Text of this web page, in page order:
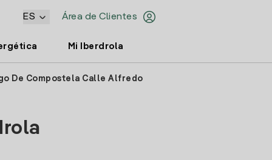
Área de Clientes
ES
Mi Iberdrola
De Compostela Calle Alfredo